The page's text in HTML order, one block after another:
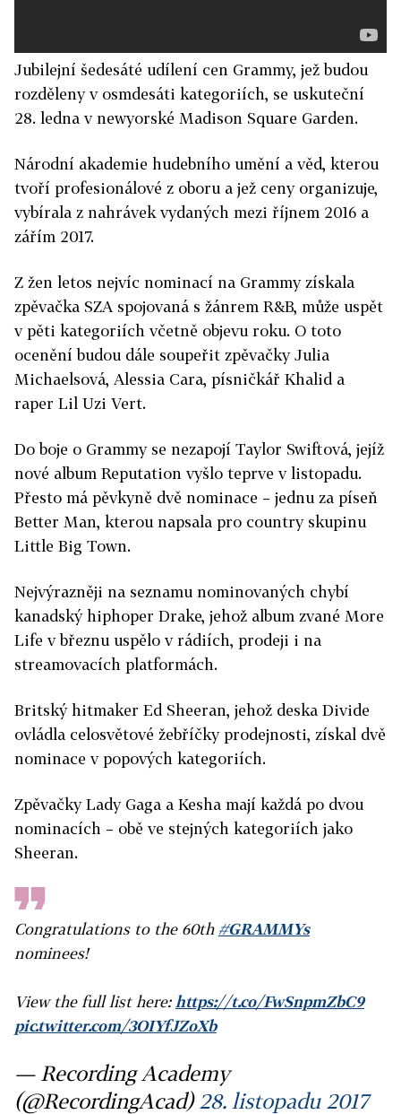
Jubilejní šedesáté udílení cen Grammy, jež budou
rozděleny v osmdesáti kategoriích, se uskuteční
28. ledna v newyorské Madison Square Garden.
Národní akademie hudebního umění a věd, kterou
tvoří profesionálové z oboru a jež ceny organizuje,
vybírala z nahrávek vydaných mezi říjnem 2016 a
zářím 2017.
Z žen letos nejvíc nominací na Grammy získala
zpěvačka SZA spojovaná s žánrem R&B, může uspět
v pěti kategoriích včetně objevu roku. O toto
ocenění budou dále soupeřit zpěvačky Julia
Michaelsová, Alessia Cara, písničkář Khalid a
raper Lil Uzi Vert.
Do boje o Grammy se nezapojí Taylor Swiftová, jejíž
nové album Reputation vyšlo teprve v listopadu.
Přesto má pěvkyně dvě nominace – jednu za píseň
Better Man, kterou napsala pro country skupinu
Little Big Town.
Nejvýrazněji na seznamu nominovaných chybí
kanadský hiphoper Drake, jehož album zvané More
Life v březnu uspělo v rádiích, prodeji i na
streamovacích platformách.
Britský hitmaker Ed Sheeran, jehož deska Divide
ovládla celosvětové žebříčky prodejnosti, získal dvě
nominace v popových kategoriích.
Zpěvačky Lady Gaga a Kesha mají každá po dvou
nominacích – obě ve stejných kategoriích jako
Sheeran.
Congratulations to the 60th #GRAMMYs
nominees!
View the full list here: https://t.co/FwSnpmZbC9
pic.twitter.com/3OIYfJZoXb
— Recording Academy
(@RecordingAcad) 28. listopadu 2017